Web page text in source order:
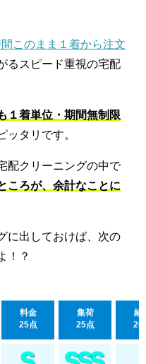
このまま１着から注文
るスピード重視の宅配
１着単位・期間無制限
ッタリです。
配クリーニングの中で
ころが、余計なことに
に出しておけば、次の
！？
料金
25点
集荷
25点
納
20